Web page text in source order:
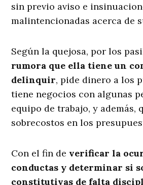
sin previo aviso e
malintencionadas acerca de
Según la quejosa, por los
rumora que ella tiene un
delinquir, pide dinero a los
tiene negocios con algunas
equipo de trabajo, y además,
sobrecostos en los
Con el fin de verificar la
conductas y determinar si
constitutivas de falta